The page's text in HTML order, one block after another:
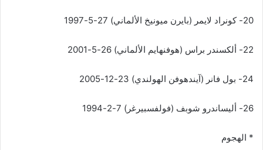
20- كونراد لايمر (بايرن ميونيخ الألماني) 27-5-1997
22- ألكسندر براس (هوفنهايم الألماني) 26-5-2001
24- بول فانر (آيندهوفن الهولندي) 23-12-2005
26- أليساندرو شوبف (فولفسبيرغر) 7-2-1994
* الهجوم